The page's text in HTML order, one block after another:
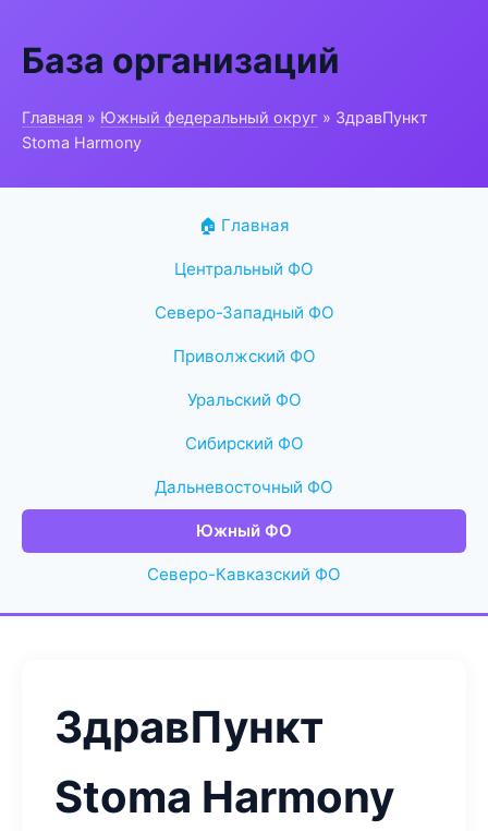
База организаций
Главная » Южный федеральный округ » ЗдравПункт
Stoma Harmony
🏠 Главная
Центральный ФО
Северо-Западный ФО
Приволжский ФО
Уральский ФО
Сибирский ФО
Дальневосточный ФО
Южный ФО
Северо-Кавказский ФО
ЗдравПункт
Stoma Harmony